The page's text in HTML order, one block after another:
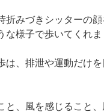
折みづきシッターの
な様子で歩いてくれま
は、排泄や運動だけ
と、風を感じること、